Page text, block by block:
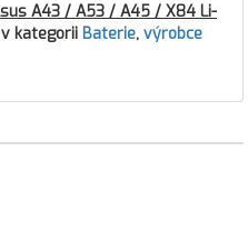
A43 / A53 / A45 / X84 Li-
kategorii Baterie, výrobce